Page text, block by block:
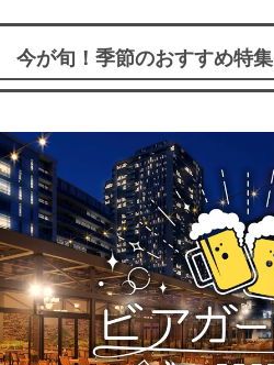
今が旬！季節のおすすめ特集